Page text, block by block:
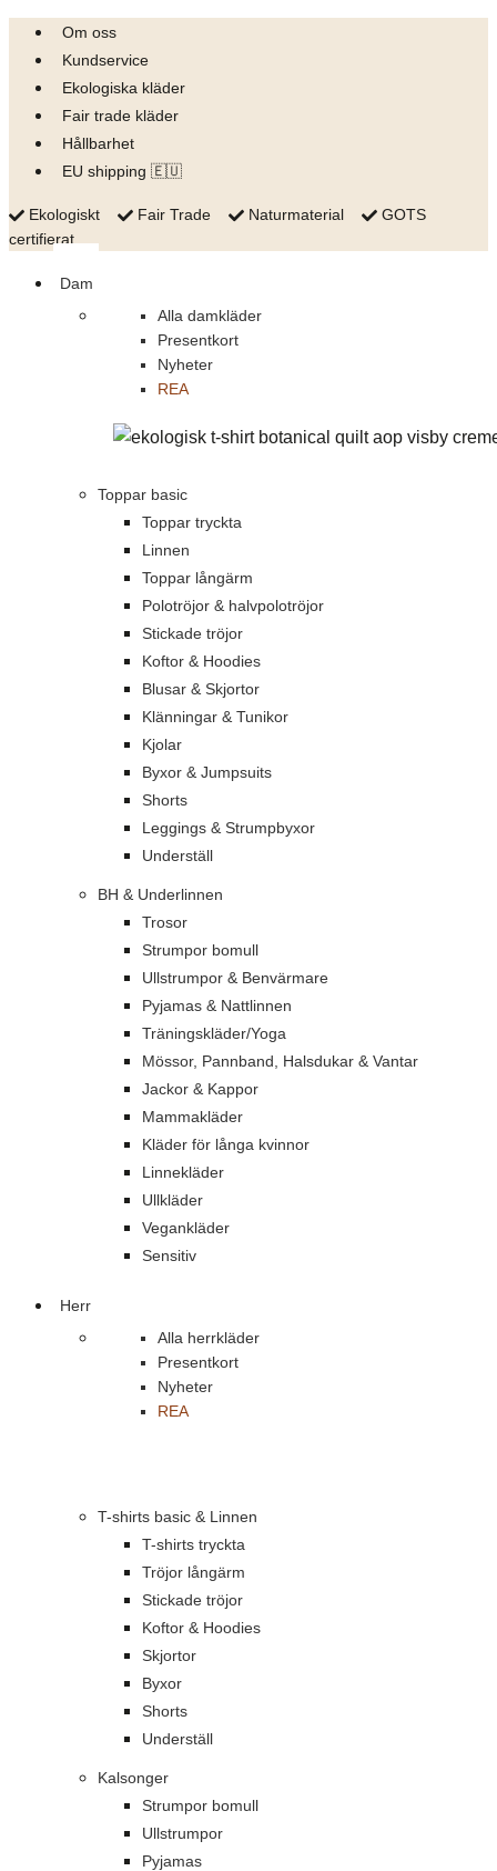
Skip
content
Om oss
Kundservice
Ekologiska kläder
Fair trade kläder
Hållbarhet
EU shipping 🇪🇺
Ekologiskt Fair Trade Naturmaterial
GOTS
certifierat
Dam
Alla damkläder
Presentkort
Nyheter
REA
Toppar basic
Toppar tryckta
Linnen
Toppar långärm
Polotröjor & halvpolotröjor
Stickade tröjor
Koftor & Hoodies
Blusar & Skjortor
Klänningar & Tunikor
Kjolar
Byxor & Jumpsuits
Shorts
Leggings & Strumpbyxor
Underställ
BH & Underlinnen
Trosor
Strumpor bomull
Ullstrumpor & Benvärmare
Pyjamas & Nattlinnen
Träningskläder/Yoga
Mössor, Pannband, Halsdukar & Vantar
Jackor & Kappor
Mammakläder
Kläder för långa kvinnor
Linnekläder
Ullkläder
Vegankläder
Sensitiv
Herr
Alla herrkläder
Presentkort
Nyheter
REA
T-shirts basic & Linnen
T-shirts tryckta
Tröjor långärm
Stickade tröjor
Koftor & Hoodies
Skjortor
Byxor
Shorts
Underställ
Kalsonger
Strumpor bomull
Ullstrumpor
Pyjamas